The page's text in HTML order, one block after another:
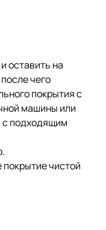
оставить на
чего
покрытия с
машины или
подходящим
чистой